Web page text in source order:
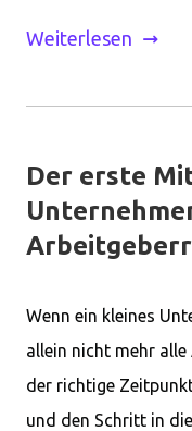
Weiterlesen
Der erste
Wenn ein kleines
allein nicht mehr
der richtige
und den Schritt in